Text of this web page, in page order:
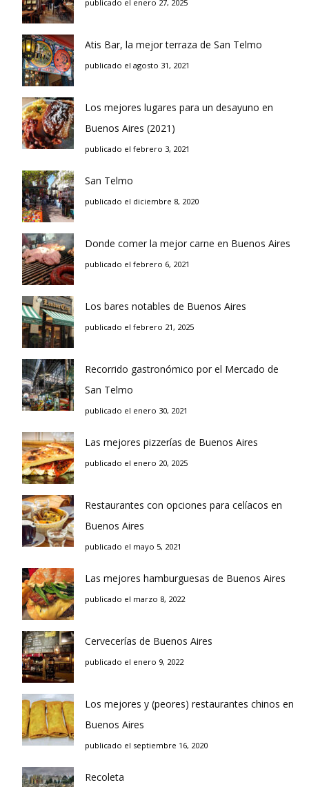
publicado el enero 27, 2025
Atis Bar, la mejor terraza de San Telmo
publicado el agosto 31, 2021
Los mejores lugares para un desayuno en
Buenos Aires (2021)
publicado el febrero 3, 2021
San Telmo
publicado el diciembre 8, 2020
Donde comer la mejor carne en Buenos Aires
publicado el febrero 6, 2021
Los bares notables de Buenos Aires
publicado el febrero 21, 2025
Recorrido gastronómico por el Mercado de
San Telmo
publicado el enero 30, 2021
Las mejores pizzerías de Buenos Aires
publicado el enero 20, 2025
Restaurantes con opciones para celíacos en
Buenos Aires
publicado el mayo 5, 2021
Las mejores hamburguesas de Buenos Aires
publicado el marzo 8, 2022
Cervecerías de Buenos Aires
publicado el enero 9, 2022
Los mejores y (peores) restaurantes chinos en
Buenos Aires
publicado el septiembre 16, 2020
Recoleta